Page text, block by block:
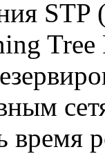
время